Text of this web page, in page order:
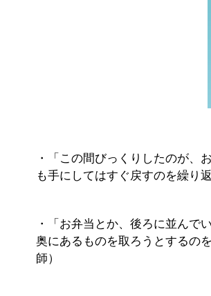
・「この間びっくりしたのが、
も手にしてはすぐ戻すのを繰り
・「お弁当とか、後ろに並んで
奥にあるものを取ろうとするの
師）